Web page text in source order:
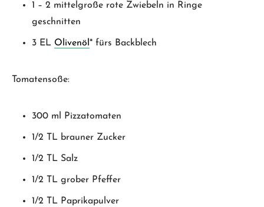
1 – 2 mittelgroße rote Zwiebeln in Ringe
geschnitten
3 EL Olivenöl* fürs Backblech
Tomatensoße:
300 ml Pizzatomaten
1/2 TL brauner Zucker
1/2 TL Salz
1/2 TL grober Pfeffer
1/2 TL Paprikapulver